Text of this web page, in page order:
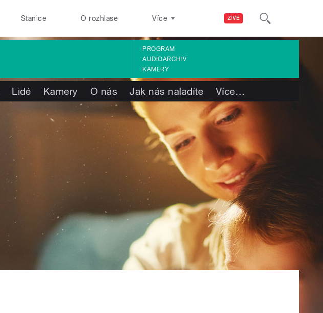
ŽIVĚ
Stanice O rozhlase Více
PROGRAM
AUDIOARCHIV
KAMERY
Lidé Kamery O nás Jak nás naladíte Více…